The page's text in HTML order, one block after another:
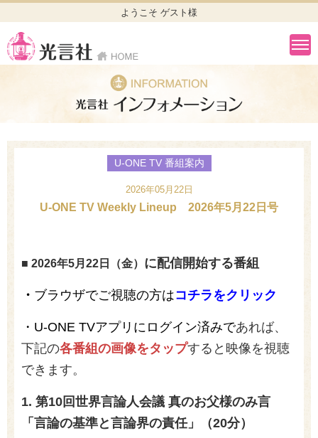
ようこそ ゲスト様
U-ONE TV 番組案内
2026年05月22日
U-ONE TV Weekly Lineup 2026年5月22日号
■ 2026年5月22 日（金） に配信開始する番組
・ ブラウザでご視聴の方はコチラをクリック
・U-ONE TVアプリにログイン済みであれば、
下記の各番組の画像をタップすると映像を視聴
できます。
1. 第10回世界言論人会議 真のお父様のみ言
「言論の基準と言論界の責任」
（20分）